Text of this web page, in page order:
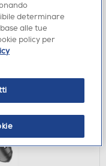
Confronta
determinare
alle tue
policy per